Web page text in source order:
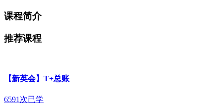
课程简介
推荐课程
【新英会】T+总账
6591次已学